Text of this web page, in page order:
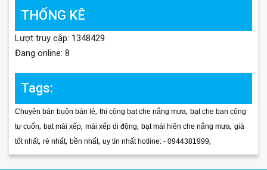
THỐNG KÊ
Lượt truy cập: 1348429
Đang online: 8
Tags:
Chuyên bán buôn bán lẻ, thi công bạt che nắng mưa, bạt che ban công
tự cuốn, bạt mái xếp, mái xếp di động, bạt mái hiên che nắng mưa, giá
tốt nhất, rẻ nhất, bền nhất, uy tín nhất hotline: - 0944381999,